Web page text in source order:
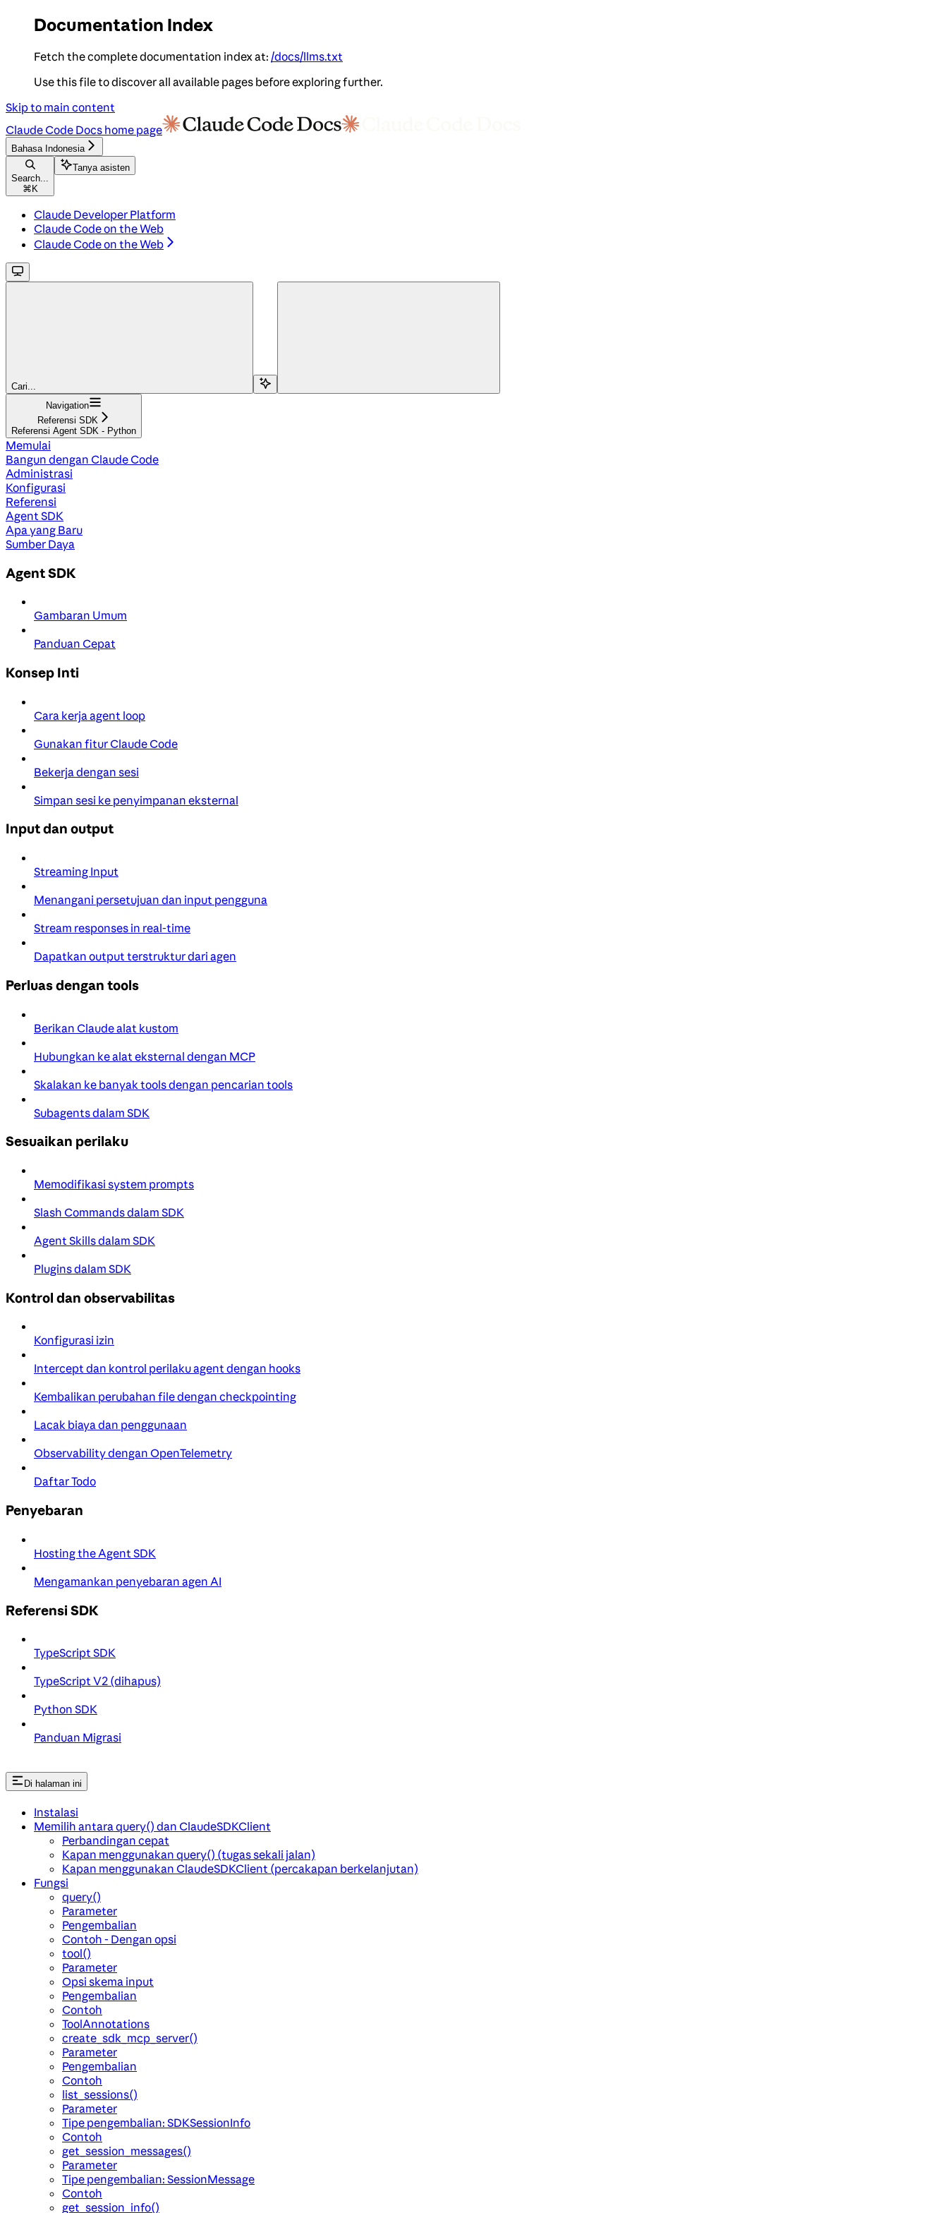
Documentation Index
Fetch the complete documentation index at: /docs/llms.txt
Use this file to discover all available pages before exploring further.
Skip to main content
Claude Code Docs home page
Bahasa Indonesia
Search...
⌘ K
Tanya asisten
Claude Developer Platform
Claude Code on the Web
Claude Code on the Web
Cari...
Navigation
Referensi SDK
Referensi Agent SDK - Python
Memulai
Bangun dengan Claude Code
Administrasi
Konfigurasi
Referensi
Agent SDK
Apa yang Baru
Sumber Daya
Agent SDK
Gambaran Umum
Panduan Cepat
Konsep Inti
Cara kerja agent loop
Gunakan fitur Claude Code
Bekerja dengan sesi
Simpan sesi ke penyimpanan eksternal
Input dan output
Streaming Input
Menangani persetujuan dan input pengguna
Stream responses in real-time
Dapatkan output terstruktur dari agen
Perluas dengan tools
Berikan Claude alat kustom
Hubungkan ke alat eksternal dengan MCP
Skalakan ke banyak tools dengan pencarian tools
Subagents dalam SDK
Sesuaikan perilaku
Memodifikasi system prompts
Slash Commands dalam SDK
Agent Skills dalam SDK
Plugins dalam SDK
Kontrol dan observabilitas
Konfigurasi izin
Intercept dan kontrol perilaku agent dengan hooks
Kembalikan perubahan file dengan checkpointing
Lacak biaya dan penggunaan
Observability dengan OpenTelemetry
Daftar Todo
Penyebaran
Hosting the Agent SDK
Mengamankan penyebaran agen AI
Referensi SDK
TypeScript SDK
TypeScript V2 (dihapus)
Python SDK
Panduan Migrasi
Di halaman ini
Instalasi
Memilih antara query() dan ClaudeSDKClient
Perbandingan cepat
Kapan menggunakan query() (tugas sekali jalan)
Kapan menggunakan ClaudeSDKClient (percakapan berkelanjutan)
Fungsi
query()
Parameter
Pengembalian
Contoh - Dengan opsi
tool()
Parameter
Opsi skema input
Pengembalian
Contoh
ToolAnnotations
create_sdk_mcp_server()
Parameter
Pengembalian
Contoh
list_sessions()
Parameter
Tipe pengembalian: SDKSessionInfo
Contoh
get_session_messages()
Parameter
Tipe pengembalian: SessionMessage
Contoh
get_session_info()